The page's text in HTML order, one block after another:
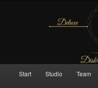
Deluxe
Start Studio Team